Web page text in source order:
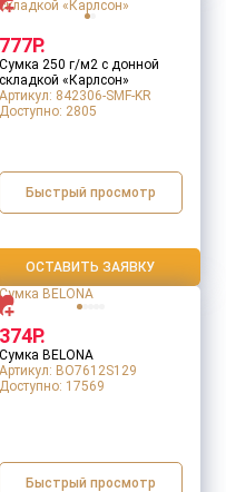
777Р.
Сумка 250 г/м2 с донной
складкой «Карлсон»
Артикул: 842306-SMF-KR
Доступно: 2805
Быстрый просмотр
ОСТАВИТЬ ЗАЯВКУ
374Р.
Сумка BELONA
Артикул: BO7612S129
Доступно: 17569
Быстрый просмотр